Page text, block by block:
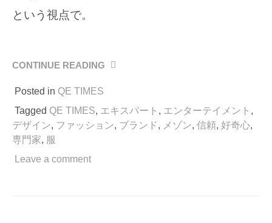
という視点で。
CONTINUE READING
“QE
Posted in QE TIMES
Tagged QE TIMES, エキスパート , エンターテイメント ,
デザイン, ファッション, ブランド, メゾン, 信頼, 好奇心,
専門家, 服
Leave a comment